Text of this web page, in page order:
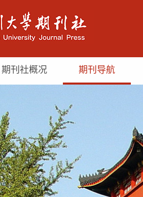
期刊社概况 期刊导航